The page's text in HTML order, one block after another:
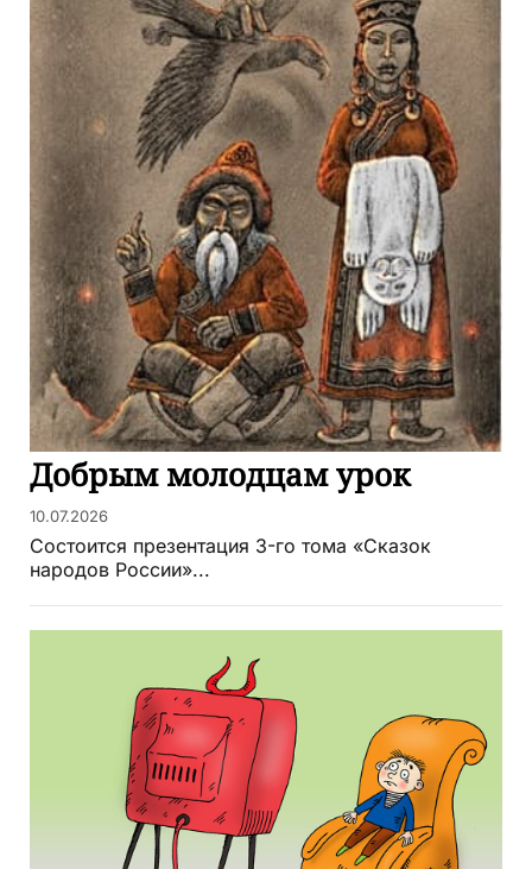
Добрым молодцам урок
10.07.2026
Состоится презентация 3-го тома «Сказок
народов России»...